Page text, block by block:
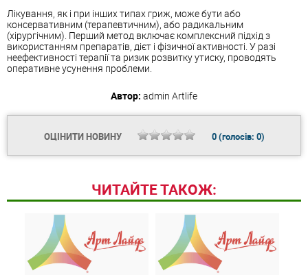
Лікування, як і при інших типах гриж, може бути або
консервативним (терапевтичним), або радикальним
(хірургічним). Перший метод включає комплексний підхід з
використанням препаратів, дієт і фізичної активності. У разі
неефективності терапії та ризик розвитку утиску, проводять
оперативне усунення проблеми.
Автор: admin Artlife
ОЦІНИТИ НОВИНУ 0(голосів: 0)
ЧИТАЙТЕ ТАКОЖ: